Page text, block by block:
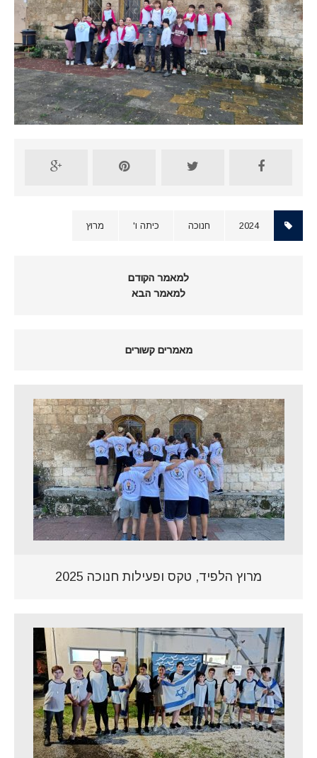
2024 חנוכה כיתה ו' מרוץ
למאמר הקודם
למאמר הבא
מאמרים קשורים
מרוץ הלפיד, טקס ופעילות חנוכה 2025